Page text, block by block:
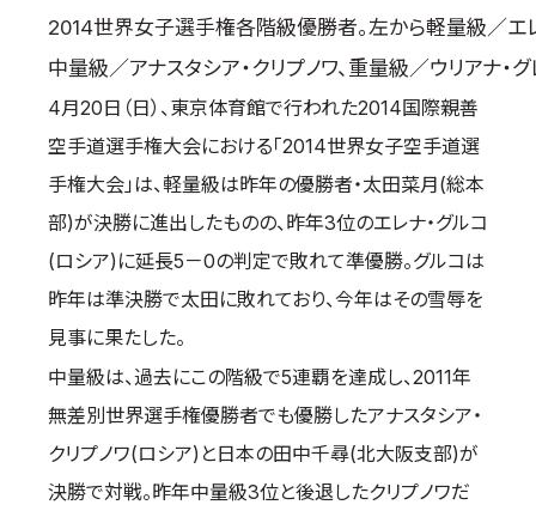
国際空手道連盟について
お知らせ
本部からのお知らせ
支部からのお知らせ
公式大会
公式記録
試合規則
入門のご案内
一般の部・壮年部の方
会員制度
2014世界女子選手権各階級優勝者。左から軽量級／エレ
中量級／アナスタシア・クリプノワ、重量級／ウリアナ・
4月20日（日）、東京体育館で行われた2014国際親善
空手道選手権大会における「2014世界女子空手道選
手権大会」は、軽量級は昨年の優勝者・太田菜月(総本
部)が決勝に進出したものの、昨年3位のエレナ・グルコ
(ロシア)に延長5－0の判定で敗れて準優勝。グルコは
昨年は準決勝で太田に敗れており、今年はその雪辱を
見事に果たした。
中量級は、過去にこの階級で5連覇を達成し、2011年
無差別世界選手権優勝者でも優勝したアナスタシア・
クリプノワ(ロシア)と日本の田中千尋(北大阪支部)が
決勝で対戦。昨年中量級3位と後退したクリプノワだ